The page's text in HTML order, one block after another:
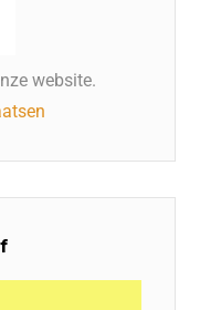
website.